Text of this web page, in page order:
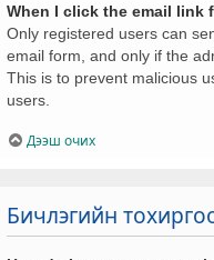
When I click the email link
Only registered users can
email form, and only if the
This is to prevent malicious
users.
Дээш очих
Бичлэгийн